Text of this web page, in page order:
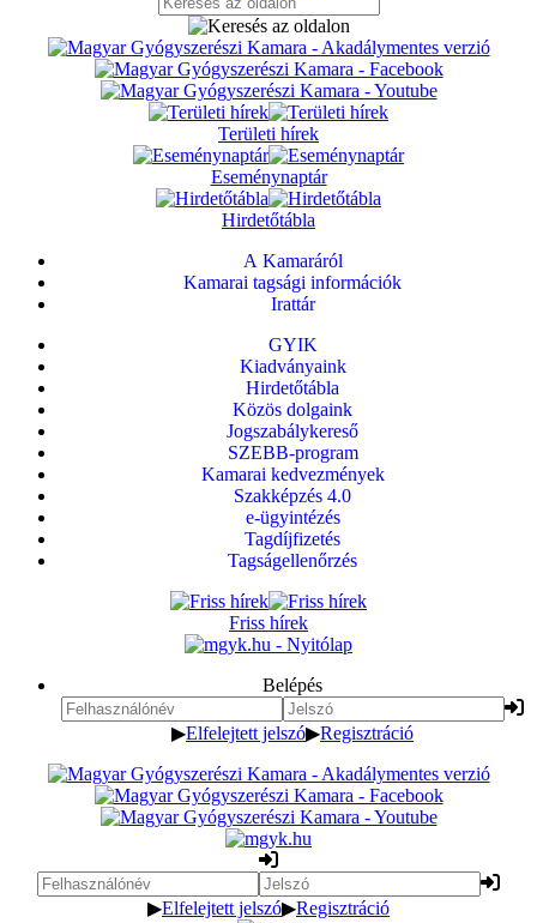
Területi hírek
Eseménynaptár
Hirdetőtábla
A Kamaráról
Kamarai tagsági információk
Irattár
GYIK
Kiadványaink
Hirdetőtábla
Közös dolgaink
Jogszabálykereső
SZEBB-program
Kamarai kedvezmények
Szakképzés 4.0
e-ügyintézés
Tagdíjfizetés
Tagságellenőrzés
Friss hírek
Belépés
▶Elfelejtett jelszó▶Regisztráció
▶Elfelejtett jelszó▶Regisztráció